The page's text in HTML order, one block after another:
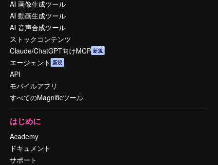
AI 画像生成ツール
AI 動画生成ツール
AI 音声合成ツール
ストックコンテンツ
Claude/ChatGPT向けMCP 新規
エージェント 新規
API
モバイルアプリ
すべてのMagnificツール
はじめに
Academy
ドキュメント
サポート